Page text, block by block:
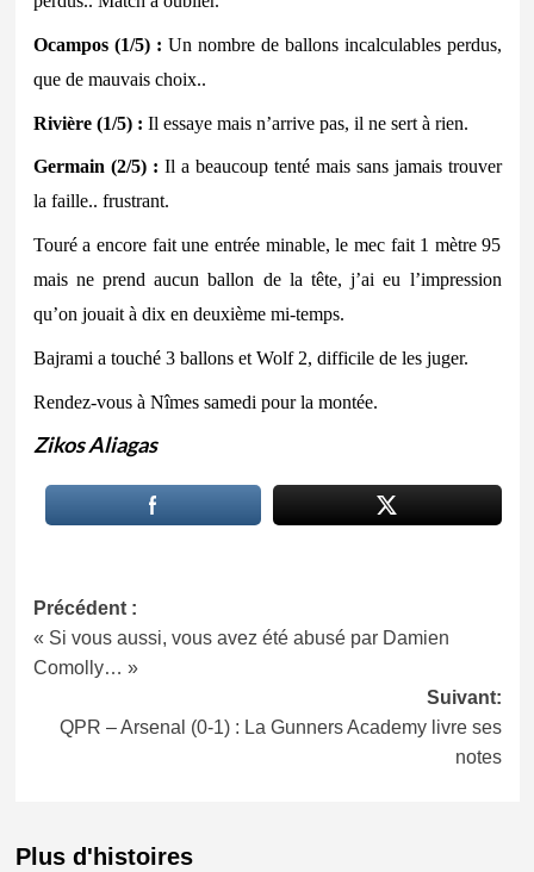
Ocampos (1/5) : Un nombre de ballons incalculables perdus,
que de mauvais choix..
Rivière (1/5) : Il essaye mais n’arrive pas, il ne sert à rien.
Germain (2/5) : Il a beaucoup tenté mais sans jamais trouver
la faille.. frustrant.
Touré a encore fait une entrée minable, le mec fait 1 mètre 95
mais ne prend aucun ballon de la tête, j’ai eu l’impression
qu’on jouait à dix en deuxième mi-temps.
Bajrami a touché 3 ballons et Wolf 2, difficile de les juger.
Rendez-vous à Nîmes samedi pour la montée.
Zikos Aliagas
Navigation
d’article
Précédent :
« Si vous aussi, vous avez été abusé par Damien
Comolly… »
Suivant:
QPR – Arsenal (0-1) : La Gunners Academy livre ses
notes
Plus d'histoires